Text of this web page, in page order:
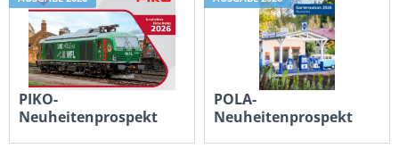
PIKO-
Neuheitenprospekt
POLA-
Neuheitenprospekt